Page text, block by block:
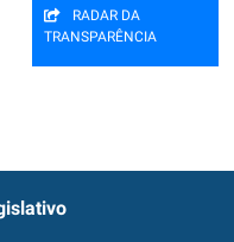
RADAR DA
TRANSPARÊNCIA